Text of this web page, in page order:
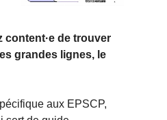
content·e de trouver
grandes lignes, le
aux EPSCP,